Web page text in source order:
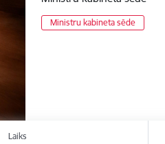
Ministru kabineta sēde
Laiks